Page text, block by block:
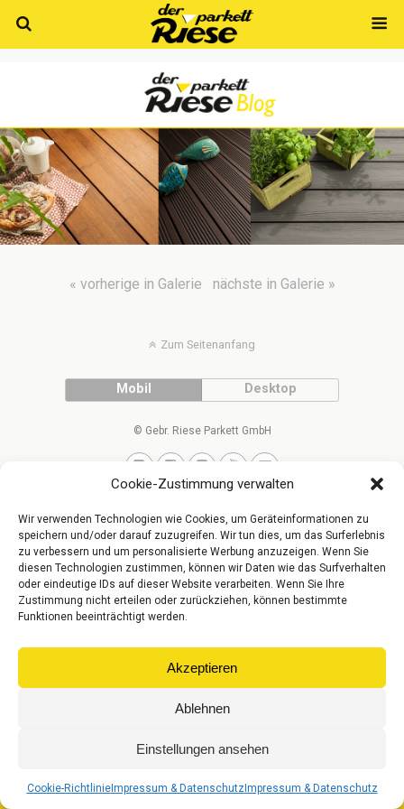
Cookie-Zustimmung verwalten
Wir verwenden Technologien wie Cookies, um Geräteinformationen zu
speichern und/oder darauf zuzugreifen. Wir tun dies, um das Surferlebnis
zu verbessern und um personalisierte Werbung anzuzeigen. Wenn Sie
diesen Technologien zustimmen, können wir Daten wie das Surfverhalten
oder eindeutige IDs auf dieser Website verarbeiten. Wenn Sie Ihre
Zustimmung nicht erteilen oder zurückziehen, können bestimmte
Funktionen beeinträchtigt werden.
Akzeptieren
Ablehnen
Einstellungen ansehen
Cookie-RichtlinieImpressum & DatenschutzImpressum & Datenschutz
« vorherige in Galerie nächste in Galerie »
Zum Seitenanfang
Mobil Desktop
© Gebr. Riese Parkett GmbH